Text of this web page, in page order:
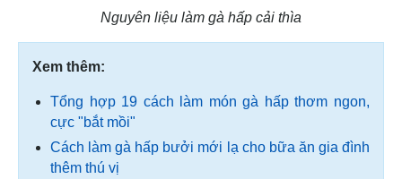
Nguyên liệu làm gà hấp cải thìa
Xem thêm:
Tổng hợp 19 cách làm món gà hấp thơm ngon,
cực "bắt mồi"
Cách làm gà hấp bưởi mới lạ cho bữa ăn gia đình
thêm thú vị